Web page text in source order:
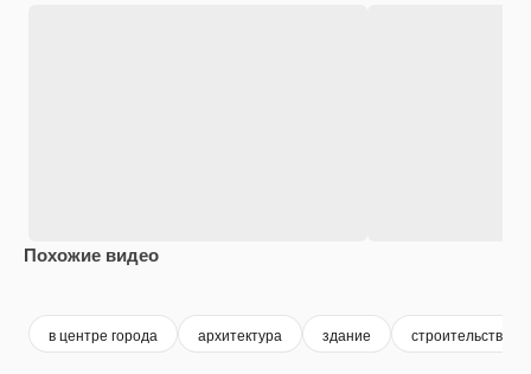
Похожие видео
в центре города архитектура здание строительство